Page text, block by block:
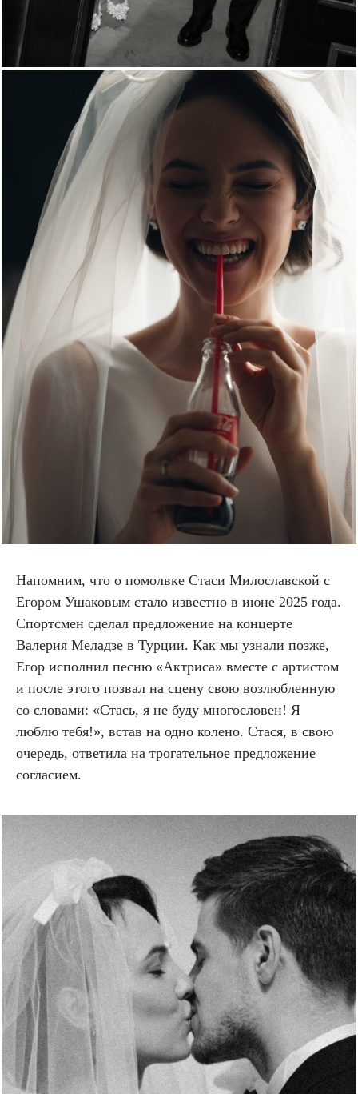
Напомним, что о помолвке Стаси Милославской с
Егором Ушаковым стало известно в июне 2025 года.
Спортсмен сделал предложение на концерте
Валерия Меладзе в Турции. Как мы узнали позже,
Егор исполнил песню «Актриса» вместе с артистом
и после этого позвал на сцену свою возлюбленную
со словами: «Стась, я не буду многословен! Я
люблю тебя!», встав на одно колено. Стася, в свою
очередь, ответила на трогательное предложение
согласием.